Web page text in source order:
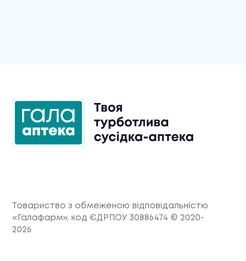
Товариство з обмеженою відповідальністю
«Галафарм», код ЄДРПОУ 30886474 © 2020-
2026